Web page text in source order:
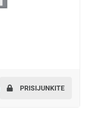
PRISIJUNKITE